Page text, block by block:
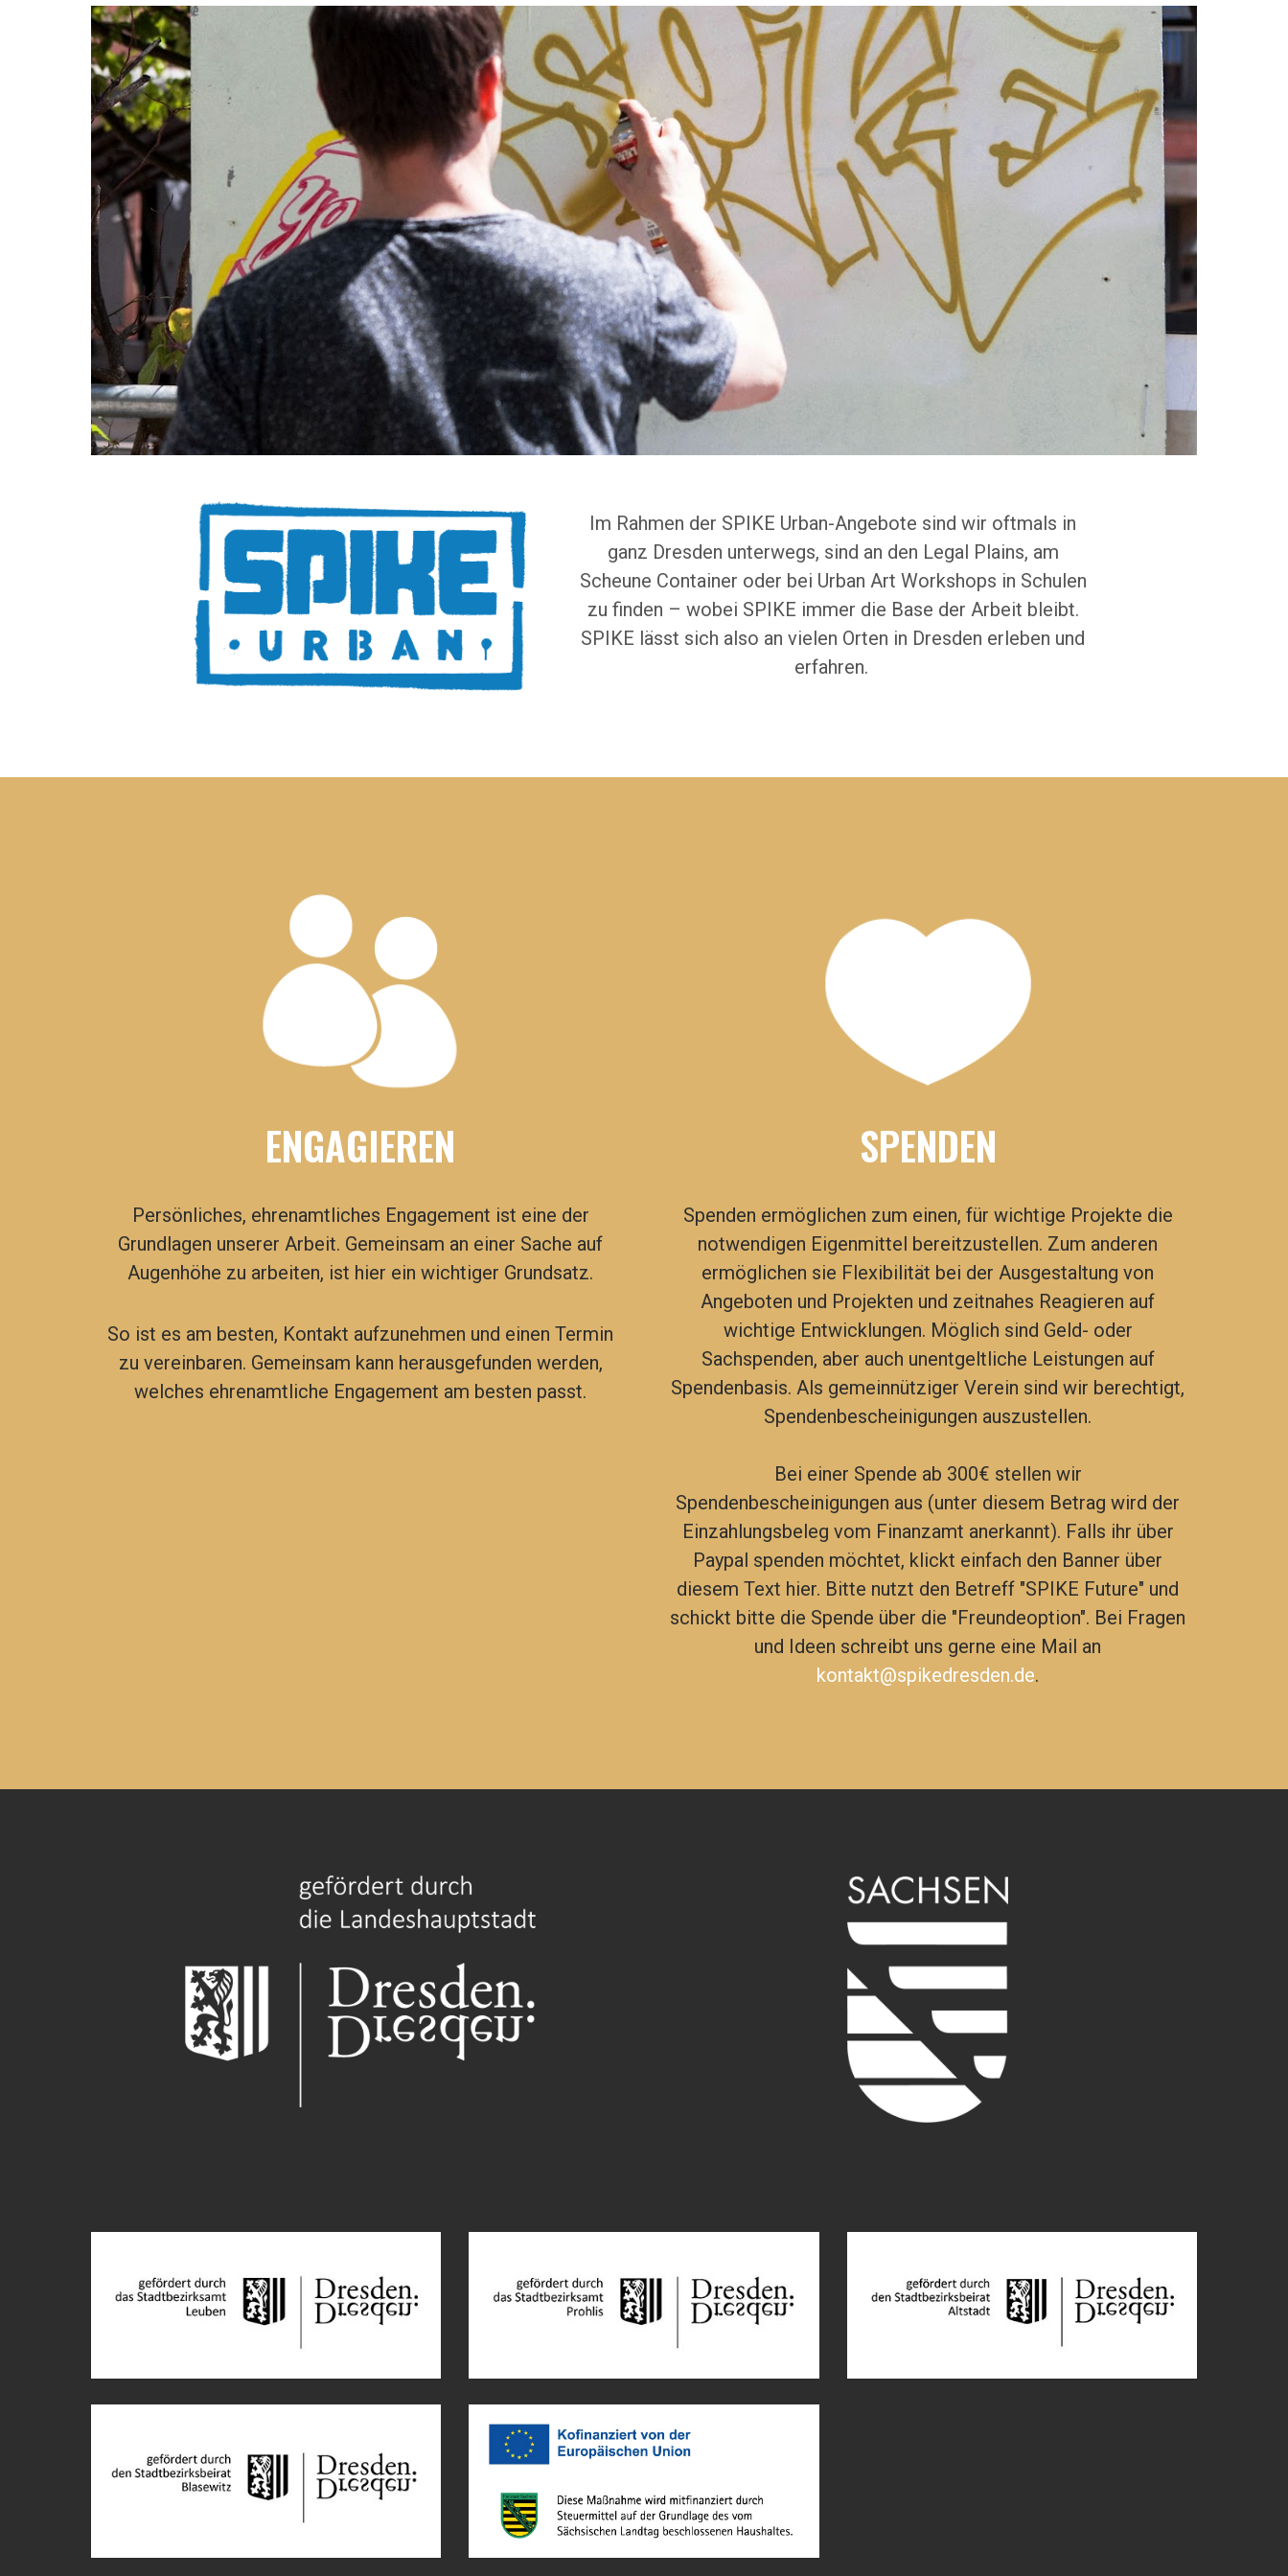
Im Rahmen der SPIKE Urban-Angebote sind wir oftmals in
ganz Dresden unterwegs, sind an den Legal Plains, am
Scheune Container oder bei Urban Art Workshops in Schulen
zu finden – wobei SPIKE immer die Base der Arbeit bleibt.
SPIKE lässt sich also an vielen Orten in Dresden erleben und
erfahren.
ENGAGIEREN
Persönliches, ehrenamtliches Engagement ist eine der
Grundlagen unserer Arbeit. Gemeinsam an einer Sache auf
Augenhöhe zu arbeiten, ist hier ein wichtiger Grundsatz.
So ist es am besten, Kontakt aufzunehmen und einen Termin
zu vereinbaren. Gemeinsam kann herausgefunden werden,
welches ehrenamtliche Engagement am besten passt.
SPENDEN
Spenden ermöglichen zum einen, für wichtige Projekte die
notwendigen Eigenmittel bereitzustellen. Zum anderen
ermöglichen sie Flexibilität bei der Ausgestaltung von
Angeboten und Projekten und zeitnahes Reagieren auf
wichtige Entwicklungen. Möglich sind Geld- oder
Sachspenden, aber auch unentgeltliche Leistungen auf
Spendenbasis. Als gemeinnütziger Verein sind wir berechtigt,
Spendenbescheinigungen auszustellen.
Bei einer Spende ab 300€ stellen wir
Spendenbescheinigungen aus (unter diesem Betrag wird der
Einzahlungsbeleg vom Finanzamt anerkannt). Falls ihr über
Paypal spenden möchtet, klickt einfach den Banner über
diesem Text hier. Bitte nutzt den Betreff "SPIKE Future" und
schickt bitte die Spende über die "Freundeoption". Bei Fragen
und Ideen schreibt uns gerne eine Mail an
kontakt@spikedresden.de.